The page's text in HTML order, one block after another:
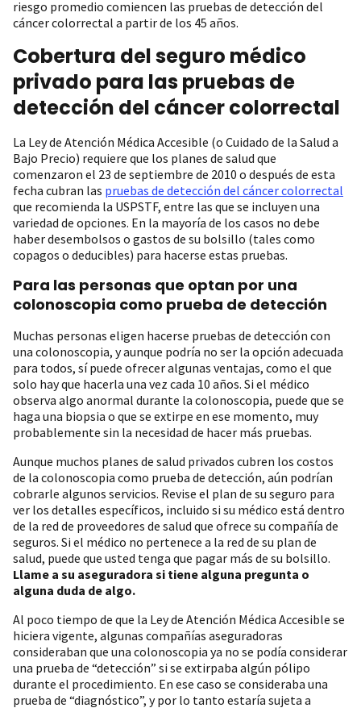
riesgo promedio comiencen las pruebas de detección del
cáncer colorrectal a partir de los 45 años.
Cobertura del seguro médico
privado para las pruebas de
detección del cáncer colorrectal
La Ley de Atención Médica Accesible (o Cuidado de la Salud a
Bajo Precio) requiere que los planes de salud que
comenzaron el 23 de septiembre de 2010 o después de esta
fecha cubran las pruebas de detección del cáncer colorrectal
que recomienda la USPSTF, entre las que se incluyen una
variedad de opciones. En la mayoría de los casos no debe
haber desembolsos o gastos de su bolsillo (tales como
copagos o deducibles) para hacerse estas pruebas.
Para las personas que optan por una
colonoscopia como prueba de detección
Muchas personas eligen hacerse pruebas de detección con
una colonoscopia, y aunque podría no ser la opción adecuada
para todos, sí puede ofrecer algunas ventajas, como el que
solo hay que hacerla una vez cada 10 años. Si el médico
observa algo anormal durante la colonoscopia, puede que se
haga una biopsia o que se extirpe en ese momento, muy
probablemente sin la necesidad de hacer más pruebas.
Aunque muchos planes de salud privados cubren los costos
de la colonoscopia como prueba de detección, aún podrían
cobrarle algunos servicios. Revise el plan de su seguro para
ver los detalles específicos, incluido si su médico está dentro
de la red de proveedores de salud que ofrece su compañía de
seguros. Si el médico no pertenece a la red de su plan de
salud, puede que usted tenga que pagar más de su bolsillo.
Llame a su aseguradora si tiene alguna pregunta o
alguna duda de algo.
Al poco tiempo de que la Ley de Atención Médica Accesible se
hiciera vigente, algunas compañías aseguradoras
consideraban que una colonoscopia ya no se podía considerar
una prueba de “detección” si se extirpaba algún pólipo
durante el procedimiento. En ese caso se consideraba una
prueba de “diagnóstico”, y por lo tanto estaría sujeta a